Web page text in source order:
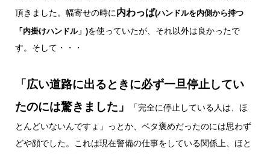
頂きました。幅寄せの時に内わっぱ(ハンドルを内側から持つ
「内掛けハンドル」)を使っていたが、それ以外は良かったで
す。そして・・・
「広い道路に出るときに必ず一旦停止してい
たのには驚きました」
「完全に停止している人は、ほ
とんどいないんですょ」っとか、ベタ褒めだったのには思わず
どや顔でした。これは現在警備の仕事をしている関係上、ほと